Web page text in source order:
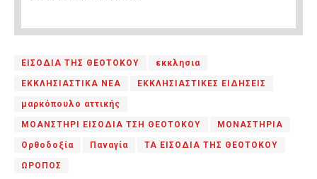
ΕΙΣΟΔΙΑ ΤΗΣ ΘΕΟΤΟΚΟΥ εκκλησια
ΕΚΚΛΗΣΙΑΣΤΙΚΑ ΝΕΑ ΕΚΚΛΗΣΙΑΣΤΙΚΕΣ ΕΙΔΗΣΕΙΣ
μαρκόπουλο αττικής
ΜΟΑΝΣΤΗΡΙ ΕΙΣΟΔΙΑ ΤΣΗ ΘΕΟΤΟΚΟΥ ΜΟΝΑΣΤΗΡΙΑ
Ορθοδοξία Παναγία ΤΑ ΕΙΣΟΔΙΑ ΤΗΣ ΘΕΟΤΟΚΟΥ
ΩΡΟΠΟΣ